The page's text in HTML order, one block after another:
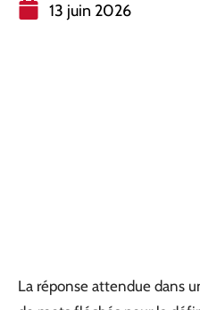
13 juin 2026
La réponse attendue dans